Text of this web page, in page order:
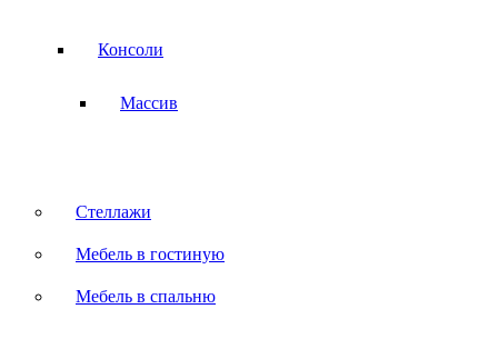
Консоли
Массив
Стеллажи
Мебель в гостиную
Мебель в спальню